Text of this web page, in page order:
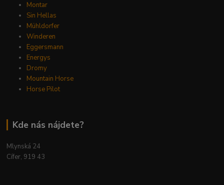
Montar
Sin Hellas
Mühldorfer
Winderen
Eggersmann
Energys
Dromy
Mountain Horse
Horse Pilot
Kde nás nájdete?
Mlynská 24
Cífer, 919 43